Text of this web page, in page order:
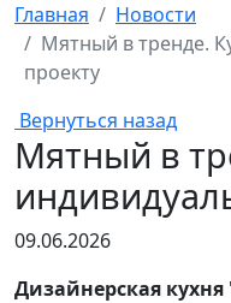
Главная
Новости
Мятный в тренде.
проекту
Вернуться назад
Мятный в
09.06.2026
Дизайнерская